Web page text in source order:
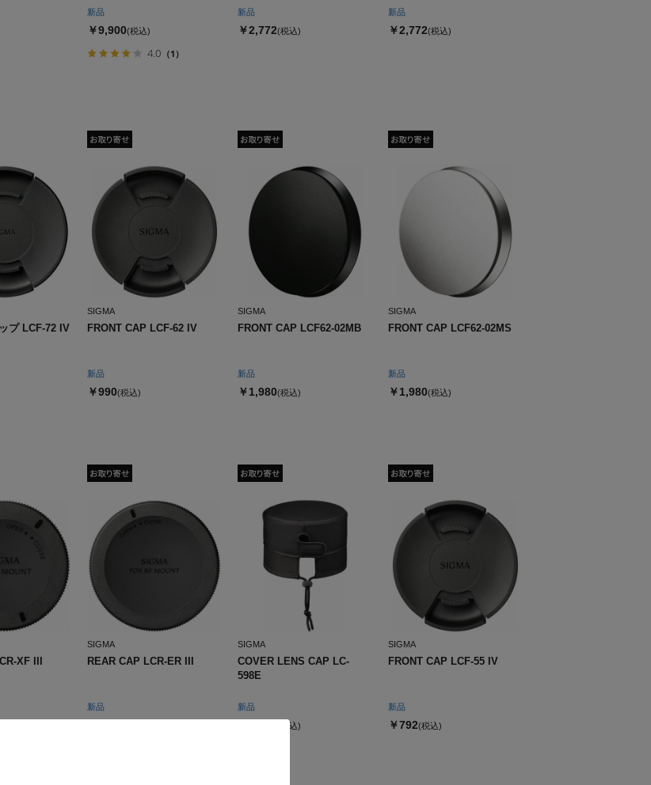
新品
￥9,900(税込)
4.0 （1）
新品
￥2,772(税込)
新品
￥2,772(税込)
プ LCF-72 IV
新品
SIGMA
FRONT CAP LCF-62 IV
￥990(税込)
新品
SIGMA
FRONT CAP LCF62-02MB
￥1,980(税込)
新品
SIGMA
FRONT CAP LCF62-02MS
￥1,980(税込)
XF III
新品
SIGMA
REAR CAP LCR-ER III
新品
SIGMA
COVER LENS CAP LC-
598E
(税込)
新品
SIGMA
FRONT CAP LCF-55 IV
￥792(税込)